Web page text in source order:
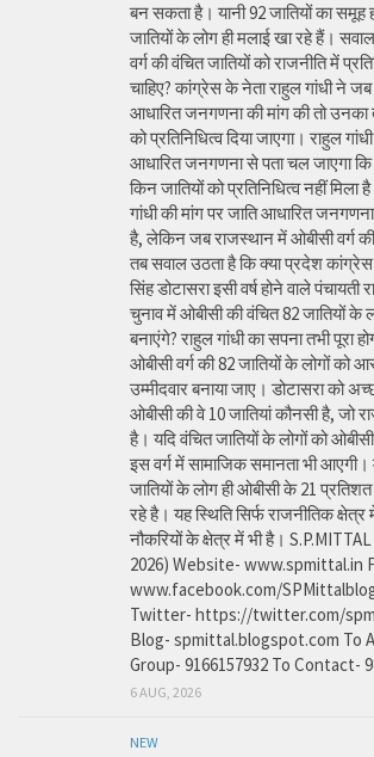
बन सकता है। यानी 92 जातियों का समूह
जातियों के लोग ही मलाई खा रहे हैं।
वर्ग की वंचित जातियों को राजनीति में
चाहिए? कांग्रेस के नेता राहुल गांधी ने
आधारित जनगणना की मांग की तो उनका
को प्रतिनिधित्व दिया जाएगा। राहुल
आधारित जनगणना से पता चल जाएगा
किन जातियों को प्रतिनिधित्व नहीं
गांधी की मांग पर जाति आधारित
है, लेकिन जब राजस्थान में ओबीसी वर्ग की
तब सवाल उठता है कि क्या प्रदेश
सिंह डोटासरा इसी वर्ष होने वाले
चुनाव में ओबीसी की वंचित 82 जातियों के
बनाएंगे? राहुल गांधी का सपना तभी पूरा
ओबीसी वर्ग की 82 जातियों के लोगों को
उम्मीदवार बनाया जाए। डोटासरा को
ओबीसी की वे 10 जातियां कौनसी है, जो
है। यदि वंचित जातियों के लोगों को
इस वर्ग में सामाजिक समानता भी
जातियों के लोग ही ओबीसी के 21
रहे है। यह स्थिति सिर्फ राजनीतिक क्षेत्र
नौकरियों के क्षेत्र में भी है।
2026) Website- www.spmittal.in
www.facebook.com/
Twitter- https://twitter.com/
Blog- spmittal.blogspot.com To
Group- 9166157932 To Contact-
6 AUG, 2026
NEW